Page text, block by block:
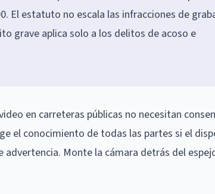
El estatuto no escala las infracciones de
grave aplica solo a los delitos de acoso e
en carreteras públicas no necesitan
el conocimiento de todas las partes si el
Monte la cámara detrás del